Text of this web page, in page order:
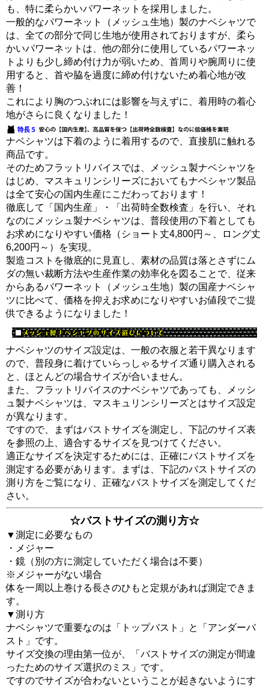
も、特に柔らかいパワーネットを採用しました。
一般的なパワーネット（メッシュ生地）製のナベシャツで
は、全ての部分で同じ生地が使用されておりますが、柔ら
かいパワーネットは、他の部分に使用しているパワーネッ
トよりも少し締め付け力が弱いため、首周りや腕周りに使
用すると、首や脇を過度に締め付けないため着心地が改
善！
これにより胸のつぶれには影響を与えずに、着用時の着心
地がさらに良くなりました！
ナベシャツは下着のように着用するので、直接肌に触れる
商品です。
そのためフラットリバイスでは、メッシュ製ナベシャツを
はじめ、マスキュリンシリーズにおいてもナベシャツ製品
は全て安心の国内生産にこだわっております！
徹底して「国内生産」・「出荷時全数検査」を行い、それ
なのにメッシュ製ナベシャツは、普段使用の下着としても
お求めになりやすい価格（ショート丈4,800円～、ロング丈
6,200円～）を実現。
製造コストを徹底的に見直し、素材の品質は落とさずにム
ダの無い裁断方法や生産作業の効率化を図ることで、従来
からあるパワーネット（メッシュ生地）製の国産ナベシャ
ツに比べて、価格を抑えお求めになりやすいお値段でご提
供できるようになりました！
ナベシャツのサイズ設定は、一般の衣服と若干異なります
ので、普段身に着けていらっしゃるサイズ通り購入される
と、ほとんどの場合サイズが合いません。
また、フラットリバイスのナベシャツであっても、メッシ
ュ製ナベシャツは、マスキュリンシリーズとはサイズ設定
が異なります。
ですので、まずはバストサイズを測定し、下記のサイズ表
を参照の上、適合するサイズを見つけてください。
適正なサイズを決定するためには、正確にバストサイズを
測定する必要があります。まずは、下記のバストサイズの
測り方をご覧になり、正確なバストサイズを測定してくだ
さい。
☆バストサイズの測り方☆
▼測定に必要なもの
・メジャー
・鏡（別の方に測定していただく場合は不要）
※メジャーがない場合
体を一周以上巻ける長さのひもと定規があれば測定できま
す。
▼測り方
ナベシャツで重要なのは「トップバスト」と「アンダーバ
スト」です。
サイズ交換の理由第一位が、「バストサイズの測定が間違
ったためのサイズ選択のミス」です。
ですのでサイズが合わないということが起きないようにす